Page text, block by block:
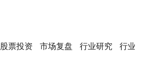
股票投资 市场复盘 行业研究 行业